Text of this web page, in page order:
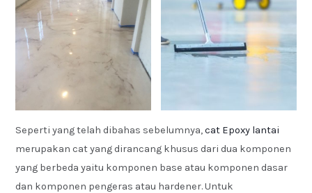
Seperti yang telah dibahas sebelumnya,cat Epoxy lantai
merupakan cat yang dirancang khusus dari dua komponen
yang berbeda yaitu komponen base atau komponen dasar
dan komponen pengeras atau hardener. Untuk